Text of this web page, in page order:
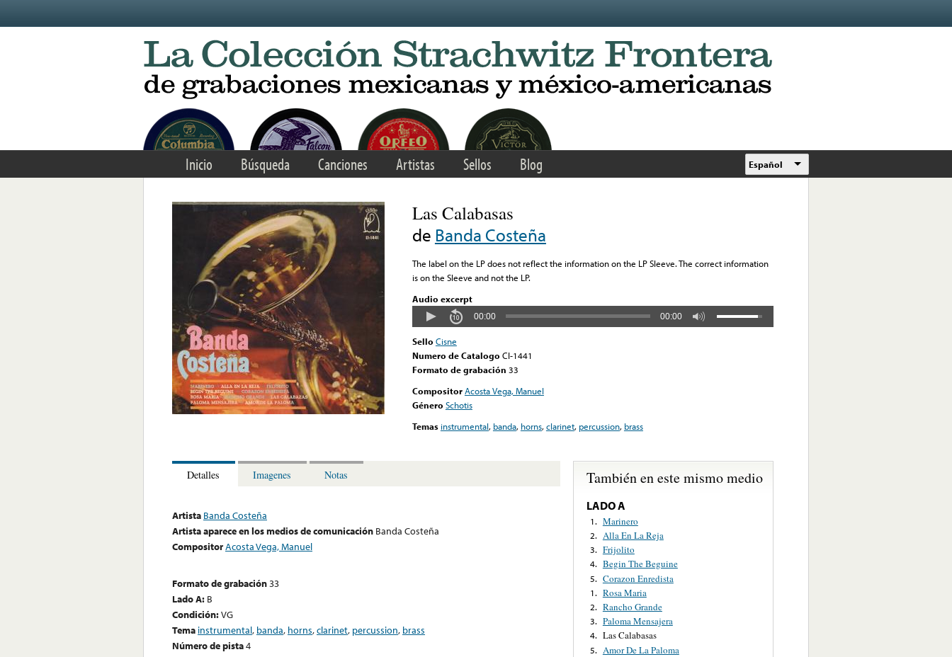
Inicio Búsqueda Canciones Artistas Sellos Blog Español
Las Calabasas
de Banda Costeña
The label on the LP does not reflect the information on the LP Sleeve. The correct information
is on the Sleeve and not the LP.
Audio excerpt
00:00 00:00
Sello Cisne
Numero de Catalogo CI-1441
Formato de grabación 33
CompositorAcosta Vega, Manuel
Género Schotis
Temas instrumental, banda, horns,clarinet, percussion, brass
Detalles Imagenes Notas
Artista Banda Costeña
Artista aparece en los medios de comunicación Banda Costeña
CompositorAcosta Vega, Manuel
Formato de grabación33
Lado A: B
Condición:VG
Tema instrumental, banda, horns,clarinet, percussion, brass
Número de pista4
También en este mismo medio
LADO A
1. Marinero
2. Alla En La Reja
3. Frijolito
4. Begin The Beguine
5. Corazon Enredista
1. Rosa Maria
2. Rancho Grande
3. Paloma Mensajera
4. Las Calabasas
5. Amor De La Paloma